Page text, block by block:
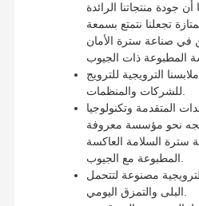
أن جودة منتجاتنا الرائدة
تجعلنا نتمتع بسمعة
في صناعة سترة الأمان
الترويجية للترويج
للشركات والمنظمات.
المتقدمة وتكنولوجيا
نتجه نحو مؤسسة معروفة
سترة السلامة العاكسة
المطبوعة مع الجيوب.
مصنوعة لتتحمل
البلى والتمزق اليومي.